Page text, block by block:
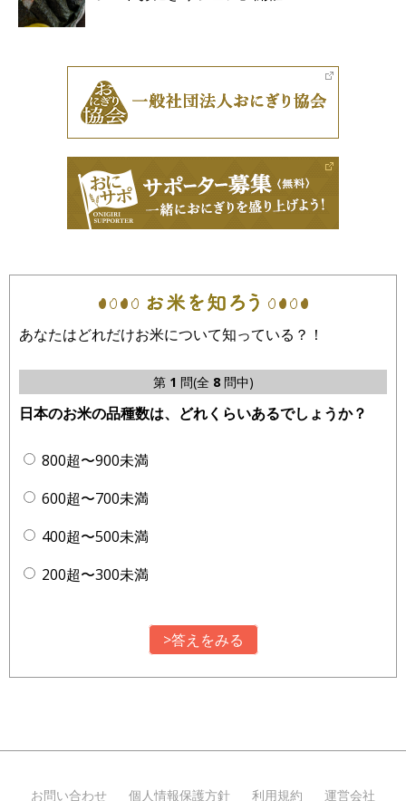
あなたはどれだけお米について知っている？！
第 1 問(全 8問中)
日本のお米の品種数は、どれくらいあるでしょうか？
800超〜900未満
600超〜700未満
400超〜500未満
200超〜300未満
>答えをみる
お問い合わせ 個人情報保護方針 利用規約 運営会社